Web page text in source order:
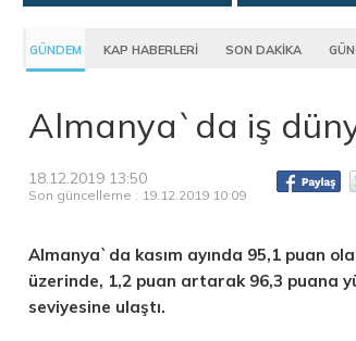
GÜNDEM KAP HABERLERİ SON DAKİKA
Almanya`da iş
18.12.2019 13:50
Son güncelleme : 19.12.2019 10:09
Almanya`da kasım ayında 95,1 puan
üzerinde, 1,2 puan artarak 96,3 puana
seviyesine ulaştı.